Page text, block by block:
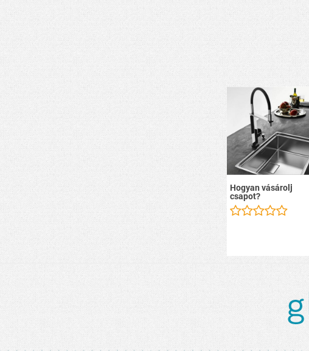
Hogyan vásárolj
csapot?